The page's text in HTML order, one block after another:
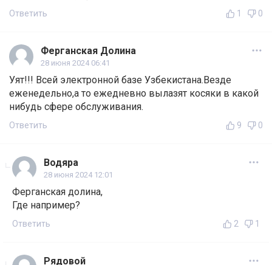
Ответить 1 0
Ферганская Долина
28 июня 2024 06:41
Уят!!! Всей электронной базе Узбекистана.Везде
еженедельно,а то ежедневно вылазят косяки в какой
нибудь сфере обслуживания.
Ответить 9 0
Водяра
28 июня 2024 12:01
Ферганская долина,
Где например?
Ответить 2 1
Рядовой